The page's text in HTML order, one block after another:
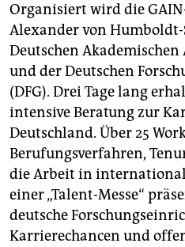
Organisiert wird die
Alexander von
Deutschen Akademischen
und der Deutschen
(DFG). Drei Tage lang
intensive Beratung zur
Deutschland. Über 25
Berufungsverfahren,
die Arbeit in
einer „Talent-Messe“
deutsche
Karrierechancen und